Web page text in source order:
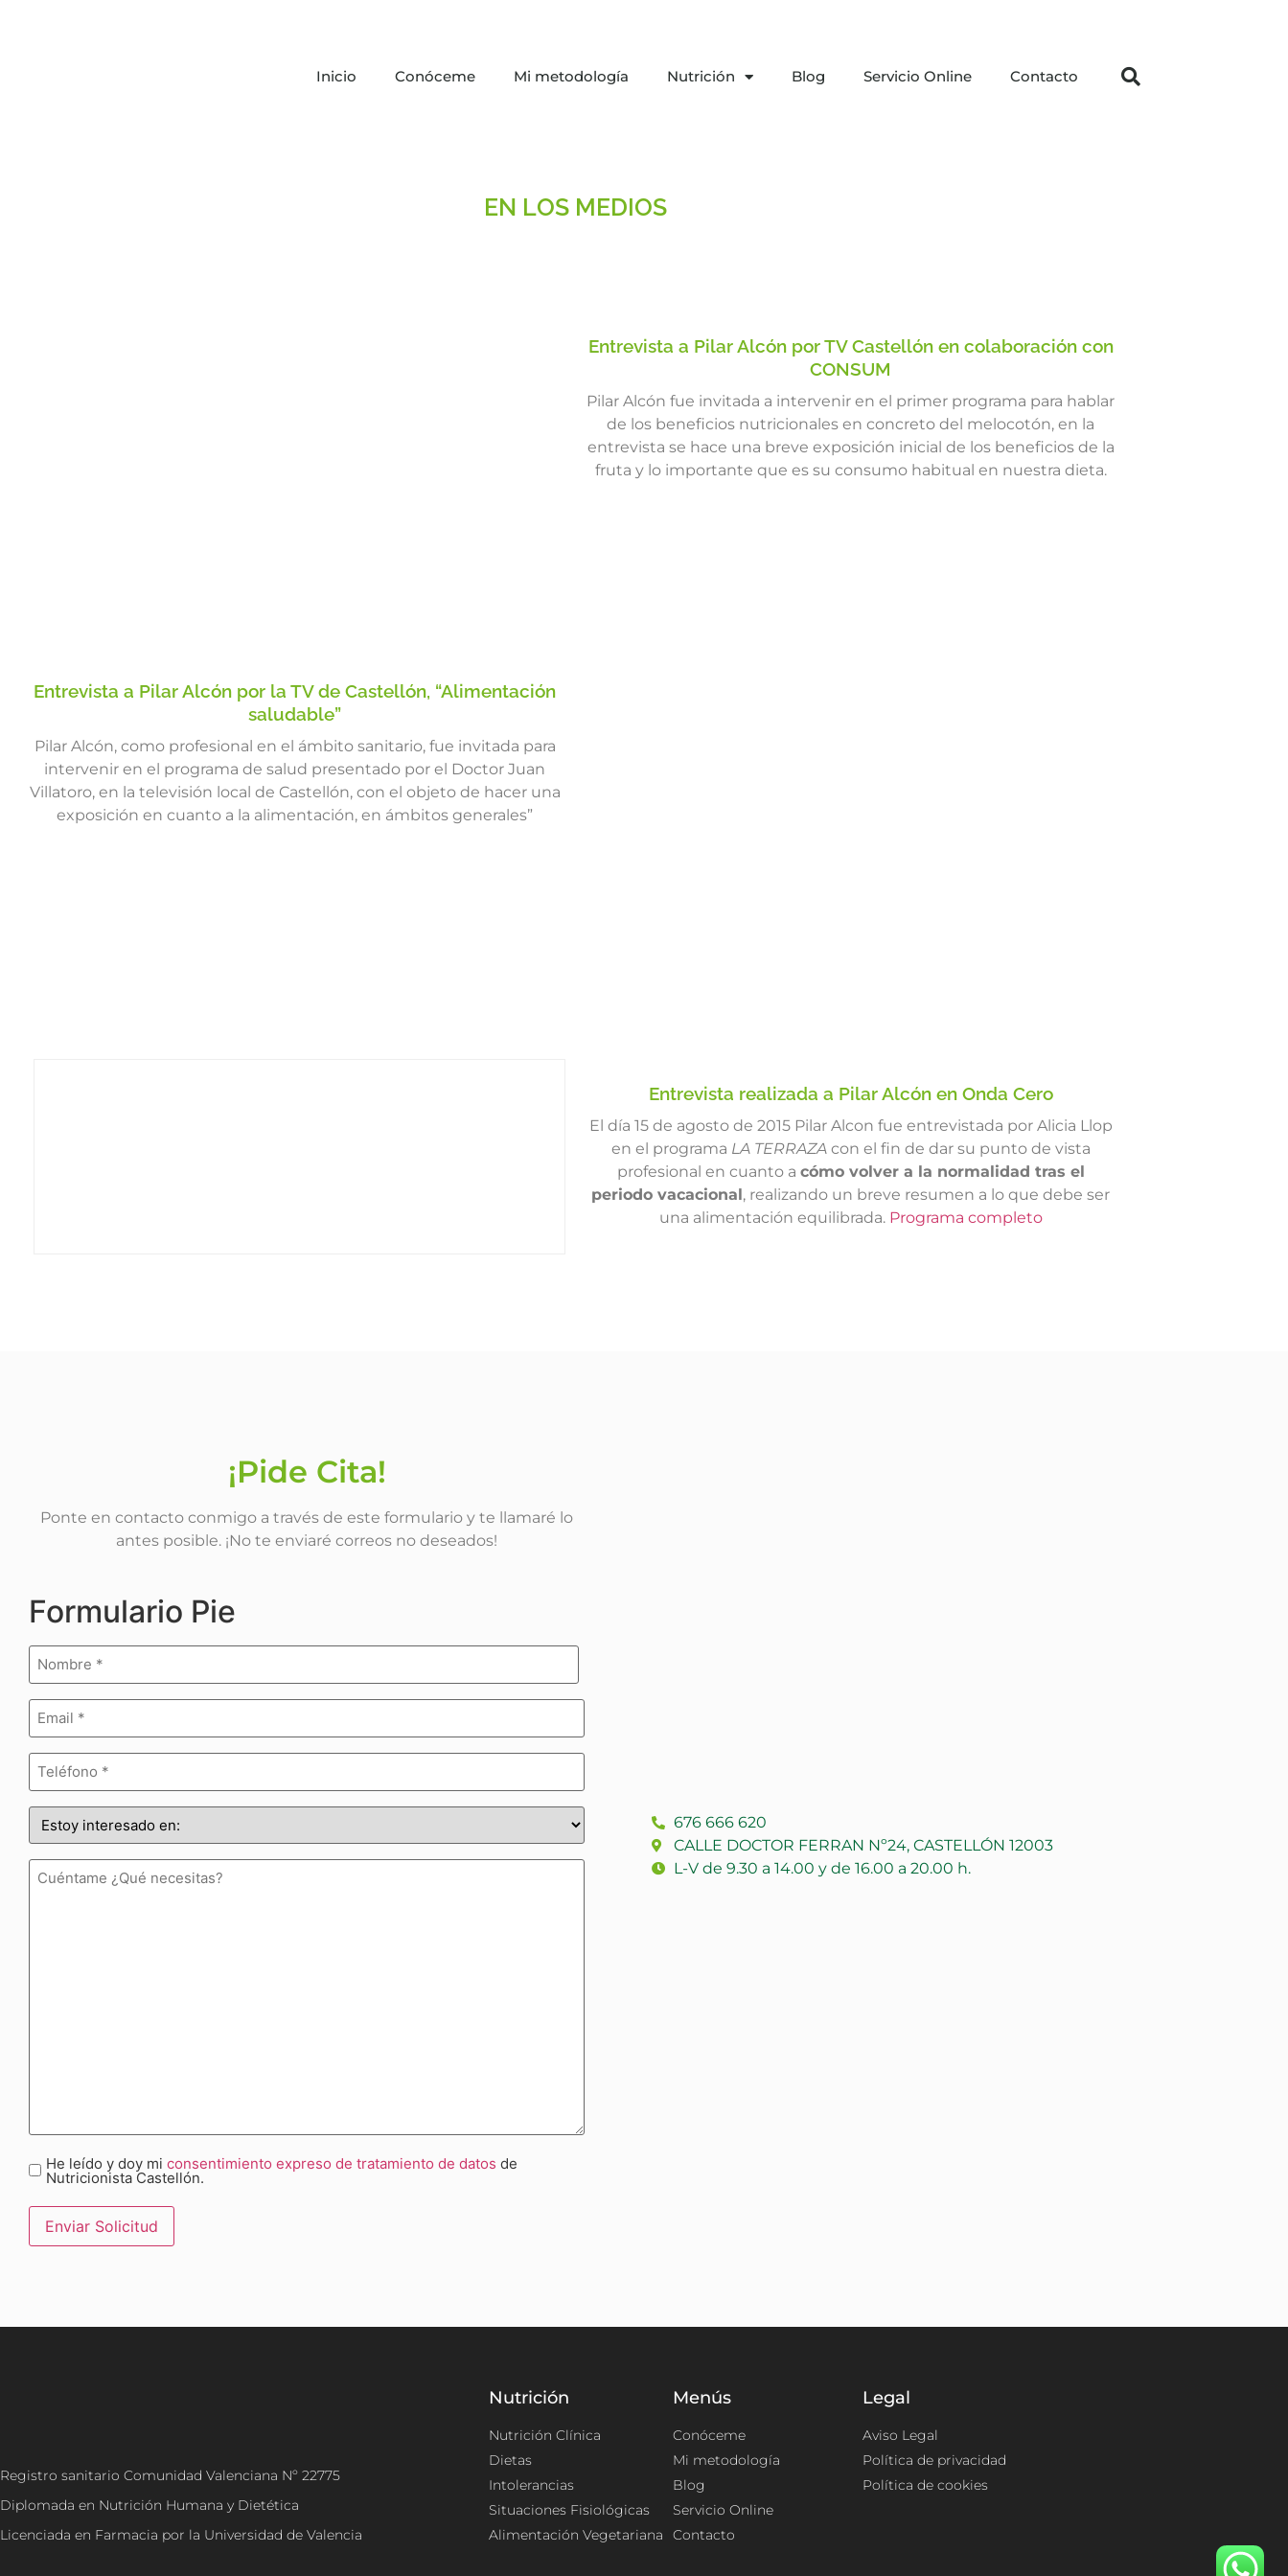
Inicio Conóceme Mi metodología Nutrición Blog Servicio Online Contacto
EN LOS MEDIOS
Entrevista a Pilar Alcón por TV Castellón en colaboración con
CONSUM
Pilar Alcón fue invitada a intervenir en el primer programa para hablar
de los beneficios nutricionales en concreto del melocotón, en la
entrevista se hace una breve exposición inicial de los beneficios de la
fruta y lo importante que es su consumo habitual en nuestra dieta.
Entrevista a Pilar Alcón por la TV de Castellón, “Alimentación
saludable”
Pilar Alcón, como profesional en el ámbito sanitario, fue invitada para
intervenir en el programa de salud presentado por el Doctor Juan
Villatoro, en la televisión local de Castellón, con el objeto de hacer una
exposición en cuanto a la alimentación, en ámbitos generales”
Entrevista realizada a Pilar Alcón en Onda Cero
El día 15 de agosto de 2015 Pilar Alcon fue entrevistada por Alicia Llop
en el programa LA TERRAZAcon el fin de dar su punto de vista
profesional en cuanto a cómo volver a la normalidad tras el
periodo vacacional , realizando un breve resumen a lo que debe ser
una alimentación equilibrada. Programa completo
¡Pide Cita!
Ponte en contacto conmigo a través de este formulario y te llamaré lo
antes posible. ¡No te enviaré correos no deseados!
Formulario Pie
Nombre
(Obligatorio)
Email
(Obligatorio)
Teléfono
(Obligatorio)
Estoy
interesado
en:
(Obligatorio)
Cuéntame
¿Qué
Consentimiento
He leído y doy mi consentimiento expreso de tratamiento de datos de
Nutricionista Castellón.
676 666 620
CALLE DOCTOR FERRAN Nº24, CASTELLÓN 12003
L-V de 9.30 a 14.00 y de 16.00 a 20.00 h.
Registro sanitario Comunidad Valenciana Nº 22775
Diplomada en Nutrición Humana y Dietética
Licenciada en Farmacia por la Universidad de Valencia
Nutrición
Nutrición Clínica
Dietas
Intolerancias
Situaciones Fisiológicas
Alimentación Vegetariana
Menús
Conóceme
Mi metodología
Blog
Servicio Online
Contacto
Legal
Aviso Legal
Política de privacidad
Política de cookies